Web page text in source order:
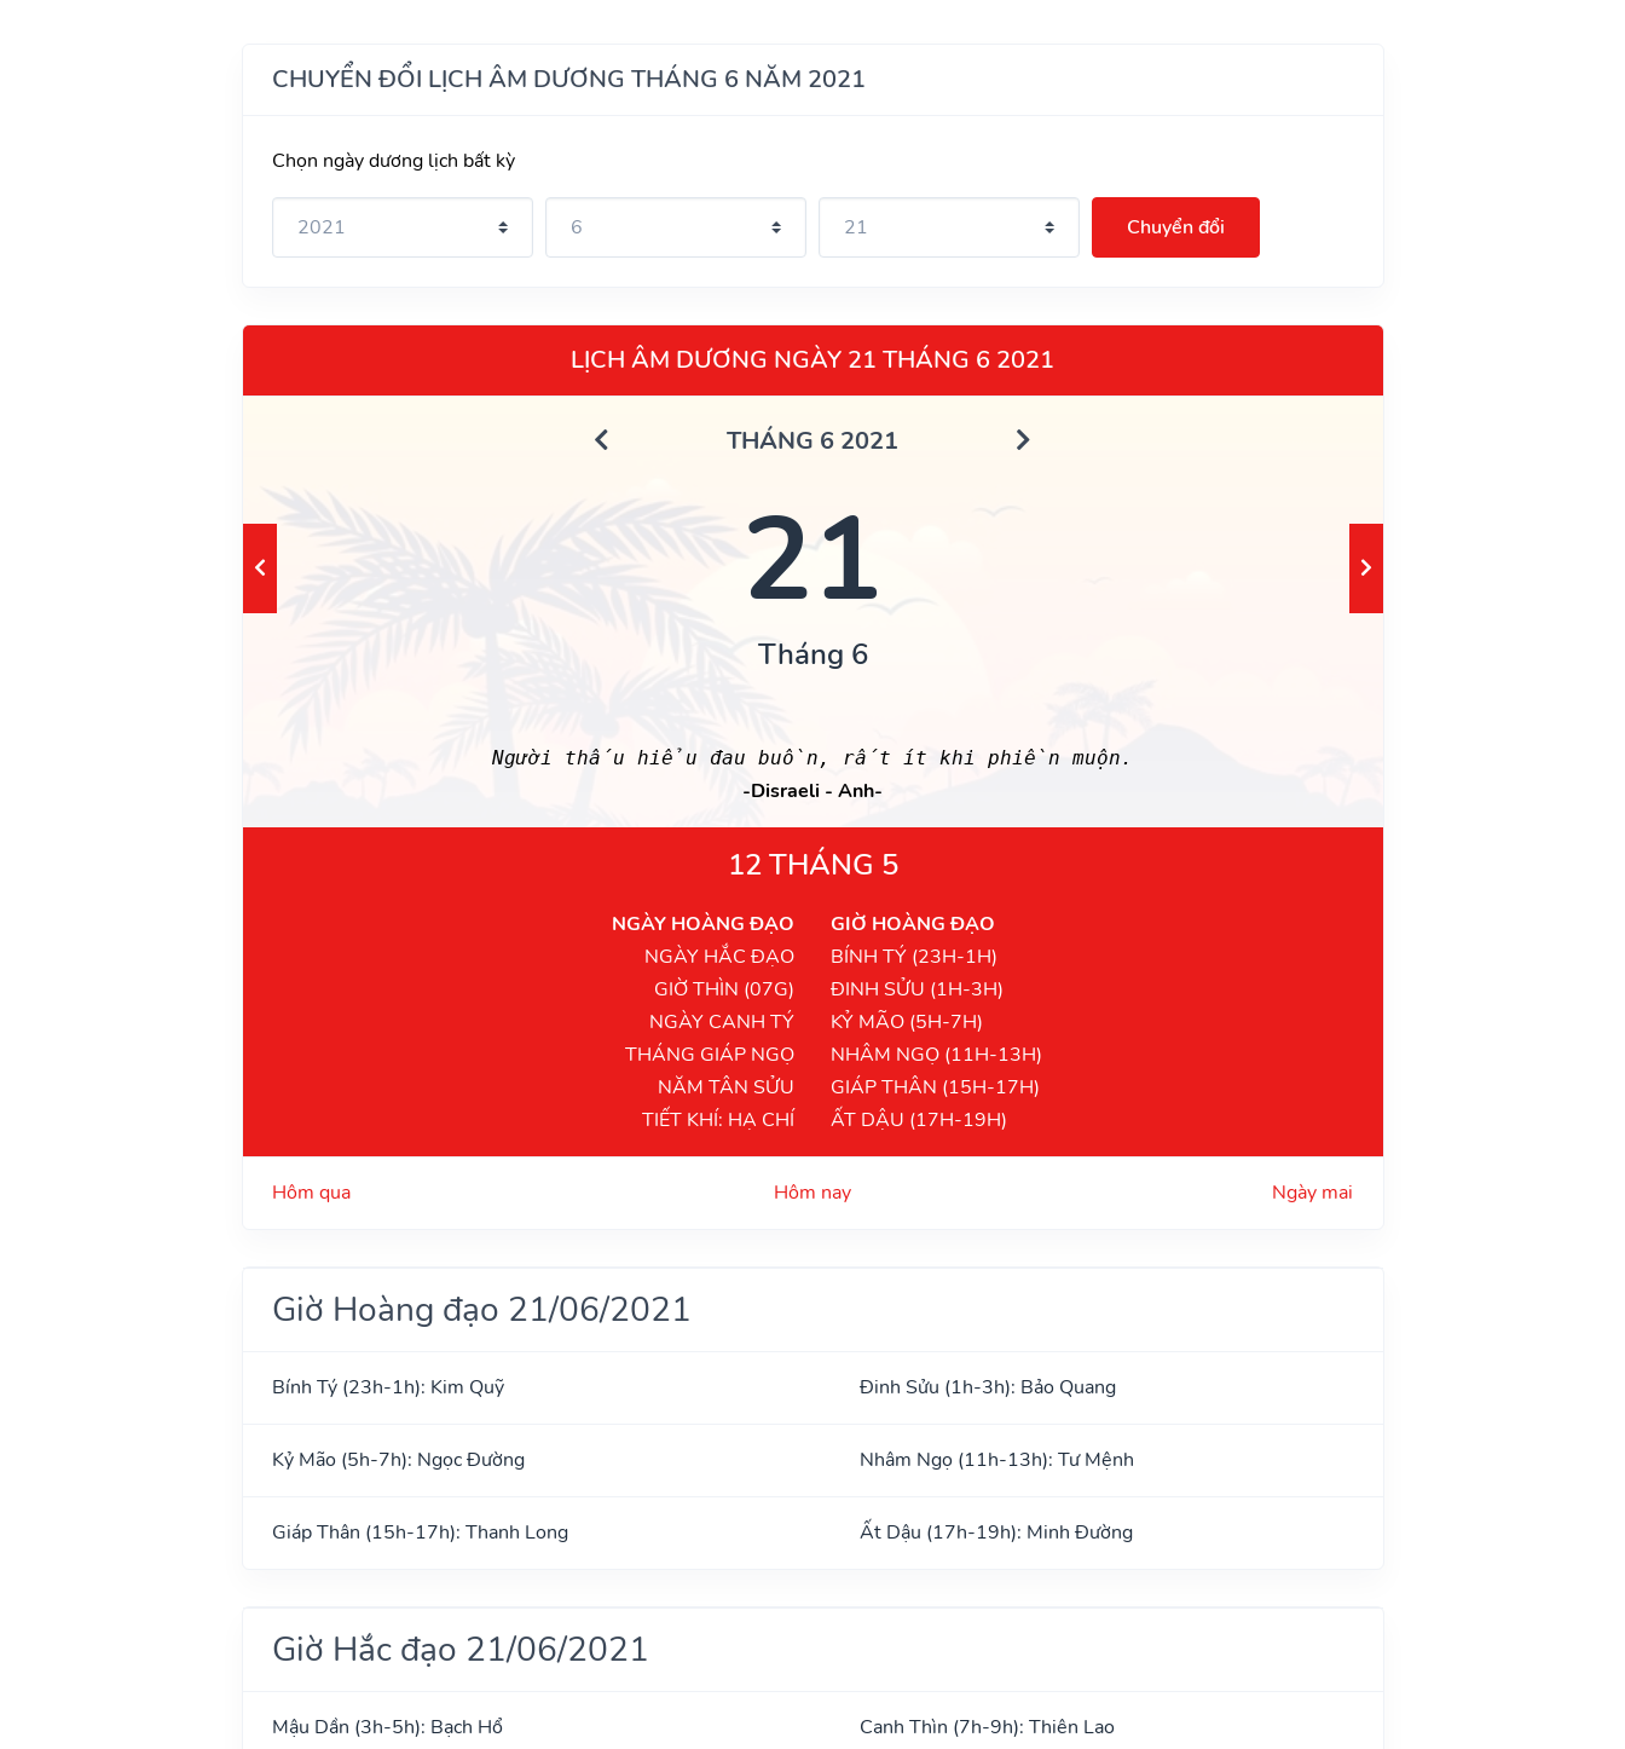
CHUYỂN ĐỔI LỊCH ÂM DƯƠNG THÁNG 6 NĂM 2021
Chọn ngày dương lịch bất kỳ
Chuyển đổi
LỊCH ÂM DƯƠNG NGÀY 21 THÁNG 6 2021
THÁNG 6 2021
21
Tháng 6
Người thấu hiểu đau buồn, rất ít khi phiền muộn.
-Disraeli - Anh-
12 THÁNG 5
NGÀY HOÀNG ĐẠO
NGÀY HẮC ĐẠO
GIỜ THÌN (07G)
NGÀY CANH TÝ
THÁNG GIÁP NGỌ
NĂM TÂN SỬU
TIẾT KHÍ: HẠ CHÍ
GIỜ HOÀNG ĐẠO
BÍNH TÝ (23H-1H)
ĐINH SỬU (1H-3H)
KỶ MÃO (5H-7H)
NHÂM NGỌ (11H-13H)
GIÁP THÂN (15H-17H)
ẤT DẬU (17H-19H)
Hôm qua Hôm nay Ngày mai
Giờ Hoàng đạo 21/06/2021
Bính Tý (23h-1h): Kim Quỹ Đinh Sửu (1h-3h): Bảo Quang
Kỷ Mão (5h-7h): Ngọc Đường Nhâm Ngọ (11h-13h): Tư Mệnh
Giáp Thân (15h-17h): Thanh Long Ất Dậu (17h-19h): Minh Đường
Giờ Hắc đạo 21/06/2021
Mậu Dần (3h-5h): Bạch Hổ Canh Thìn (7h-9h): Thiên Lao